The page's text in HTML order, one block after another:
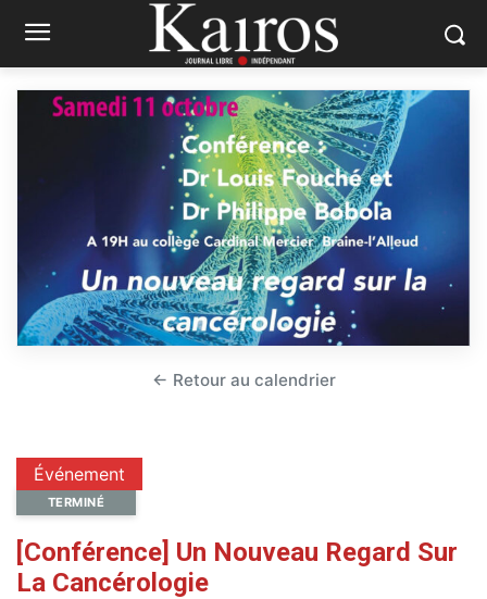
Événement
TERMINÉ
[Conférence] Un Nouveau Regard Sur
La Cancérologie
← Retour au calendrier